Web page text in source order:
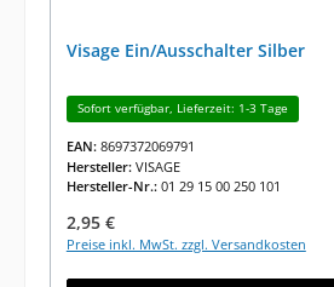
Visage Ein/Ausschalter Silber
Sofort verfügbar, Lieferzeit: 1-3 Tage
EAN: 8697372069791
Hersteller: VISAGE
Hersteller-Nr.: 01 29 15 00 250 101
Regulärer Preis:
2,95 €
Preise inkl. MwSt. zzgl. Versandkosten